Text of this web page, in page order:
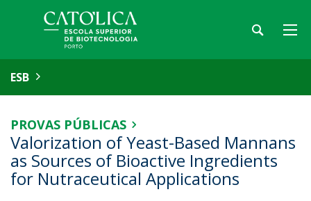
ESB
PROVAS PÚBLICAS
Valorization of Yeast-Based Mannans
as Sources of Bioactive Ingredients
for Nutraceutical Applications